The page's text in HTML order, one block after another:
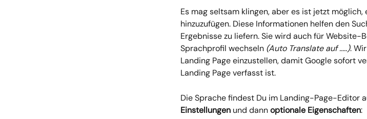
Es mag seltsam klingen, aber es ist jetzt möglich,
hinzuzufügen. Diese Informationen helfen den
Ergebnisse zu liefern. Sie wird auch für Website-
Sprachprofil wechseln (Auto Translate auf .....).
Landing Page einzustellen, damit Google sofort
Landing Page verfasst ist.
Die Sprache findest Du im Landing-Page-Editor
Einstellungen und dann optionale Eigenschaften: